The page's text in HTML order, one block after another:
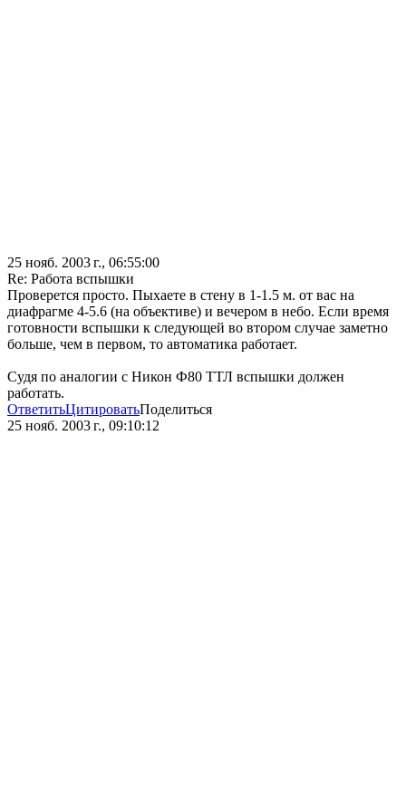
25 нояб. 2003 г., 06:55:00
Re: Работа вспышки
Проверется просто. Пыхаете в стену в 1-1.5 м. от вас на
диафрагме 4-5.6 (на объективе) и вечером в небо. Если время
готовности вспышки к следующей во втором случае заметно
больше, чем в первом, то автоматика работает.
Судя по аналогии с Никон Ф80 ТТЛ вспышки должен
работать.
ОтветитьЦитироватьПоделиться
25 нояб. 2003 г., 09:10:12